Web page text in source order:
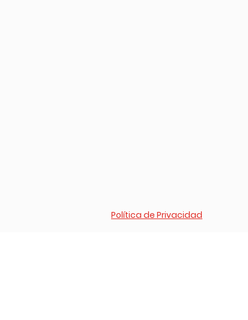
Política de Privacidad